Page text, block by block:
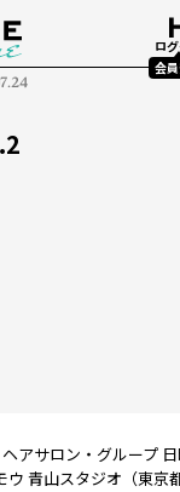
ロ
会
アサロン・グループ
ウ 青山スタジオ（東京